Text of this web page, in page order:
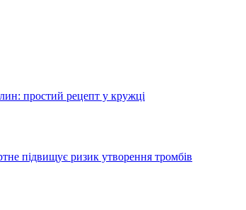
простий рецепт у кружці
підвищує ризик утворення тромбів